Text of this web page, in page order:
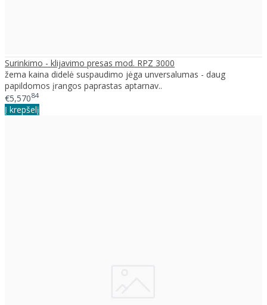
Surinkimo - klijavimo presas mod. RPZ 3000
žema kaina didelė suspaudimo jėga unversalumas - daug
papildomos įrangos paprastas aptarnav..
€5,57084
Į krepšelį